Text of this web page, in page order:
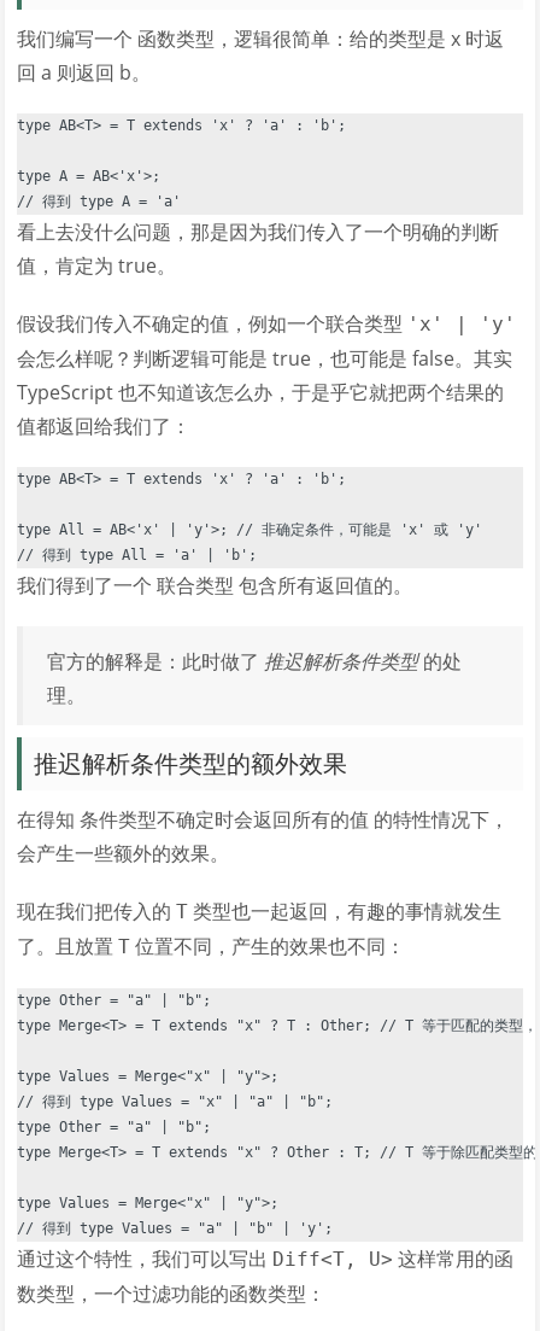
我们编写一个 函数类型，逻辑很简单：给的类型是 x 时返
回 a 则返回 b。
type AB<T> = T extends 'x' ? 'a' : 'b';
type A = AB<'x'>;
看上去没什么问题，那是因为我们传入了一个明确的判断
值，肯定为 true。
假设我们传入不确定的值，例如一个联合类型 'x' | 'y'
会怎么样呢？判断逻辑可能是 true，也可能是 false。其实
TypeScript 也不知道该怎么办，于是乎它就把两个结果的
值都返回给我们了：
type AB<T> = T extends 'x' ? 'a' : 'b';
type All = AB<'x' | 'y'>; // 非确定条件，可能是 'x' 或 'y'
我们得到了一个 联合类型 包含所有返回值的。
官方的解释是：此时做了 推迟解析条件类型的处
理。
推迟解析条件类型的额外效果
在得知 条件类型不确定时会返回所有的值 的特性情况下，
会产生一些额外的效果。
现在我们把传入的T 类型也一起返回，有趣的事情就发生
了。且放置T 位置不同，产生的效果也不同：
type Other = "a" | "b";
type Merge<T> = T extends "x" ? T : Other; // T 等于匹配的类型，然
type Values = Merge<"x" | "y">;
type Other = "a" | "b";
type Merge<T> = T extends "x" ? Other : T; // T 等于除匹配类型的额
type Values = Merge<"x" | "y">;
通过这个特性，我们可以写出 Diff<T, U> 这样常用的函
数类型，一个过滤功能的函数类型：